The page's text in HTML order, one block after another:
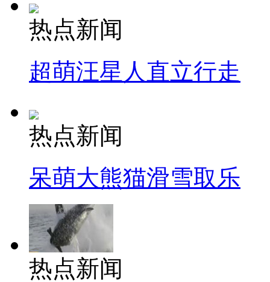
热点新闻
超萌汪星人直立行走
热点新闻
呆萌大熊猫滑雪取乐
热点新闻